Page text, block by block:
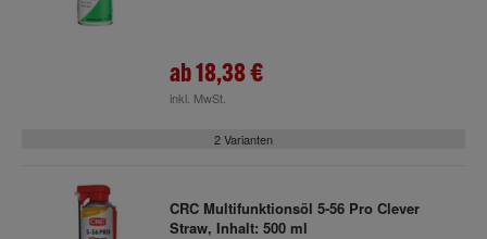
ab18,38 €
inkl. MwSt.
2 Varianten
CRC Multifunktionsöl 5-56 Pro Clever
Straw, Inhalt: 500 ml